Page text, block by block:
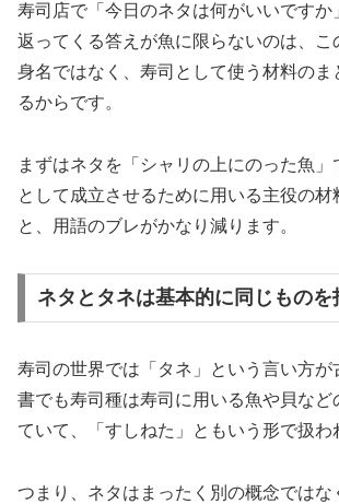
寿司店で「今日のネタは何がいいですか
返ってくる答えが魚に限らないのは、こ
身名ではなく、寿司として使う材料のま
るからです。
まずはネタを「シャリの上にのった魚」
として成立させるために用いる主役の材
と、用語のブレがかなり減ります。
ネタとタネは基本的に同じものを
寿司の世界では「タネ」という言い方が
書でも寿司種は寿司に用いる魚や貝など
ていて、「すしねた」ともいう形で扱わ
つまり、ネタはまったく別の概念ではな